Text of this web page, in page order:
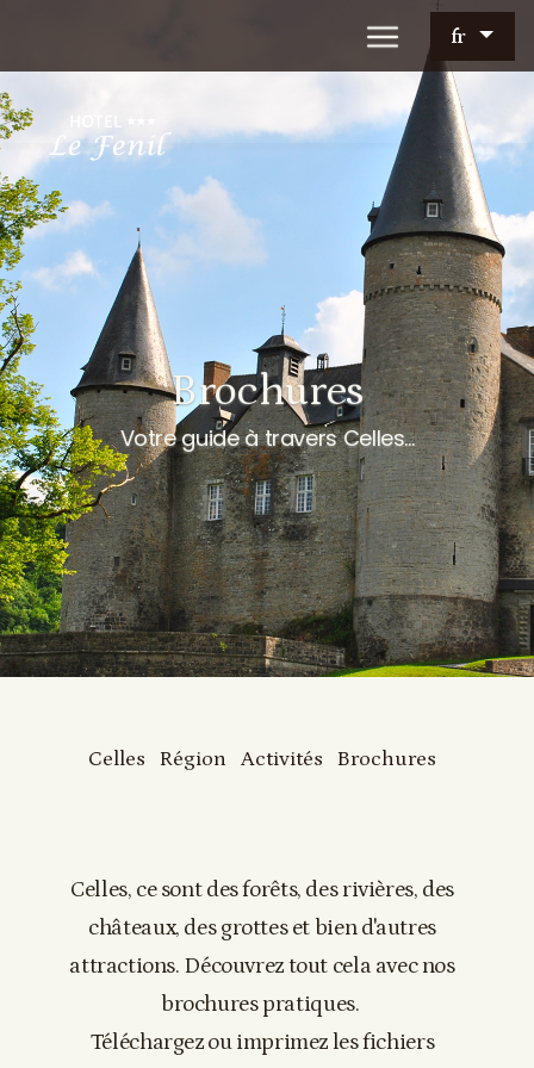
fr
Brochures
Votre guide à travers Celles...
Celles Région Activités Brochures
Celles, ce sont des forêts, des rivières, des
châteaux, des grottes et bien d'autres
attractions. Découvrez tout cela avec nos
brochures pratiques.
Téléchargez ou imprimez les fichiers